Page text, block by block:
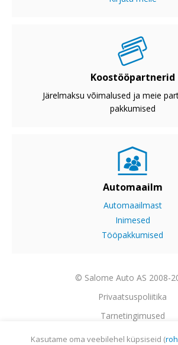
Koostööpartnerid
Järelmaksu võimalused ja meie
pakkumised
Automaailm
Automaailmast
Inimesed
Tööpakkumised
© Salome Auto AS 2008-
Privaatsuspoliitika
Tarnetingimused
Garantii